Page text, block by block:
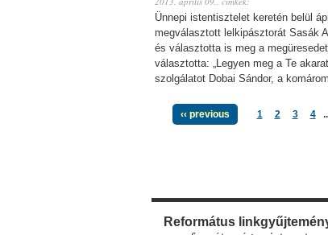
Ünnepi istentisztelet keretén belül
megválasztott lelkipásztorát Sasák
és választotta is meg a
választotta: „Legyen meg a Te
szolgálatot Dobai Sándor, a
‹‹ previous 1 2 3 4
Református